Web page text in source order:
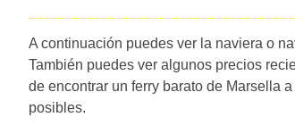
A continuación puedes ver la naviera o
También puedes ver algunos precios
de encontrar un ferry barato de Marsella
posibles.